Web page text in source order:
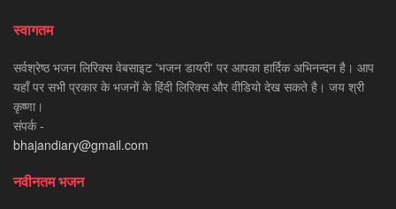
स्वागतम
सर्वश्रेष्ठ भजन लिरिक्स वेबसाइट 'भजन डायरी' पर आपका हार्दिक अभिनन्दन है। आप
यहाँ पर सभी प्रकार के भजनों के हिंदी लिरिक्स और वीडियो देख सकते है। जय श्री
कृष्णा।
संपर्क -
bhajandiary@gmail.com
नवीनतम भजन